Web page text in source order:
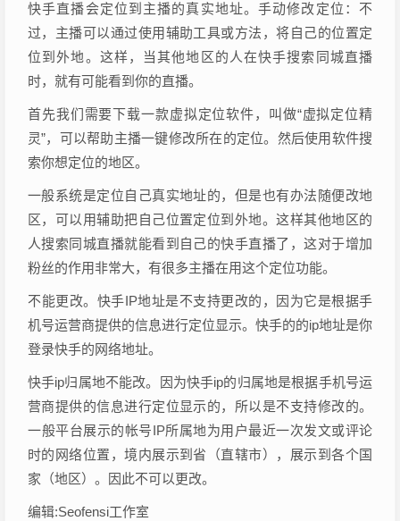
快手直播会定位到主播的真实地址。手动修改定位：不
过，主播可以通过使用辅助工具或方法，将自己的位置定
位到外地。这样，当其他地区的人在快手搜索同城直播
时，就有可能看到你的直播。
首先我们需要下载一款虚拟定位软件，叫做“虚拟定位精
灵”，可以帮助主播一键修改所在的定位。然后使用软件搜
索你想定位的地区。
一般系统是定位自己真实地址的，但是也有办法随便改地
区，可以用辅助把自己位置定位到外地。这样其他地区的
人搜索同城直播就能看到自己的快手直播了，这对于增加
粉丝的作用非常大，有很多主播在用这个定位功能。
不能更改。快手IP地址是不支持更改的，因为它是根据手
机号运营商提供的信息进行定位显示。快手的的ip地址是你
登录快手的网络地址。
快手ip归属地不能改。因为快手ip的归属地是根据手机号运
营商提供的信息进行定位显示的，所以是不支持修改的。
一般平台展示的帐号IP所属地为用户最近一次发文或评论
时的网络位置，境内展示到省（直辖市），展示到各个国
家（地区）。因此不可以更改。
编辑:Seofensi工作室